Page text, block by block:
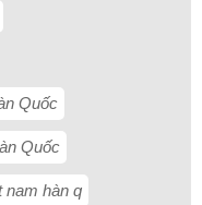
Quốc
Quốc
nam hàn q